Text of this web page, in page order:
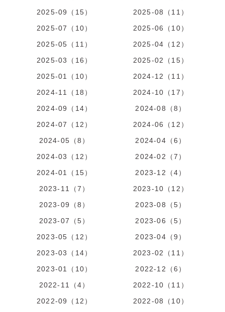
2025-09（15）
2025-08（11）
2025-07（10）
2025-06（10）
2025-05（11）
2025-04（12）
2025-03（16）
2025-02（15）
2025-01（10）
2024-12（11）
2024-11（18）
2024-10（17）
2024-09（14）
2024-08（8）
2024-07（12）
2024-06（12）
2024-05（8）
2024-04（6）
2024-03（12）
2024-02（7）
2024-01（15）
2023-12（4）
2023-11（7）
2023-10（12）
2023-09（8）
2023-08（5）
2023-07（5）
2023-06（5）
2023-05（12）
2023-04（9）
2023-03（14）
2023-02（11）
2023-01（10）
2022-12（6）
2022-11（4）
2022-10（11）
2022-09（12）
2022-08（10）